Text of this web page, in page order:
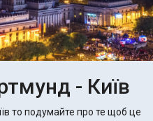
- Київ
то подумайте про те щоб це